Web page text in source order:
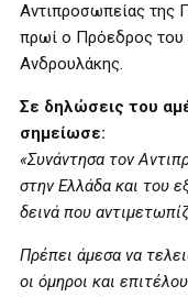
Αντιπροσωπείας της
πρωί ο Πρόεδρος του
Ανδρουλάκης.
Σε δηλώσεις του
σημείωσε:
«Συνάντησα τον
στην Ελλάδα και του
δεινά που
Πρέπει άμεσα να
οι όμηροι και